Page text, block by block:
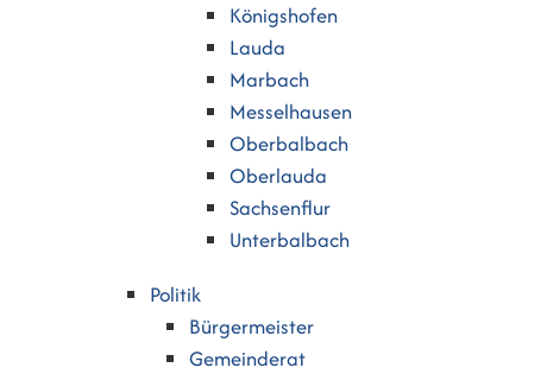
Königshofen
Lauda
Marbach
Messelhausen
Oberbalbach
Oberlauda
Sachsenflur
Unterbalbach
Politik
Bürgermeister
Gemeinderat